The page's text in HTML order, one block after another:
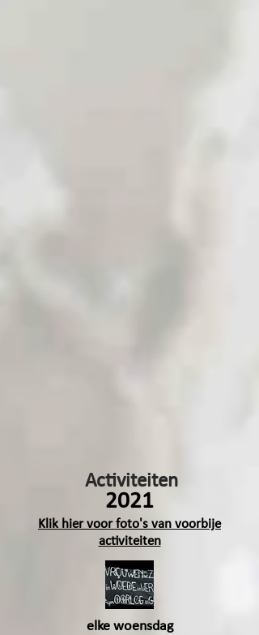
Activiteiten
2021
Klik hier voor foto's van voorbije
activiteiten
elke woensdag